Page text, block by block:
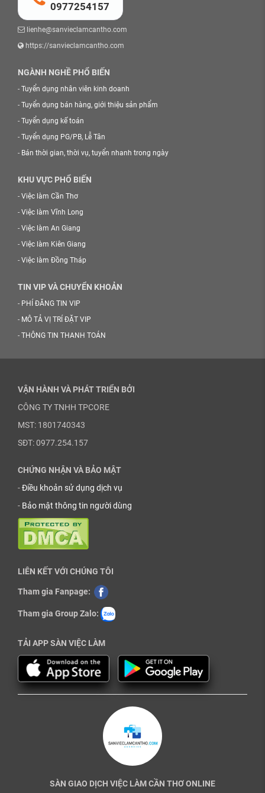
0977254157
lienhe@sanvieclamcantho.com
https://sanvieclamcantho.com
NGÀNH NGHỀ PHỔ BIẾN
- Tuyển dụng nhân viên kinh doanh
- Tuyển dụng bán hàng, giới thiệu sản phẩm
- Tuyển dụng kế toán
- Tuyển dụng PG/PB, Lễ Tân
- Bán thời gian, thời vụ, tuyển nhanh trong ngày
KHU VỰC PHỔ BIẾN
- Việc làm Cần Thơ
- Việc làm Vĩnh Long
- Việc làm An Giang
- Việc làm Kiên Giang
- Việc làm Đồng Tháp
TIN VIP VÀ CHUYỂN KHOẢN
- PHÍ ĐĂNG TIN VIP
- MÔ TẢ VỊ TRÍ ĐẶT VIP
- THÔNG TIN THANH TOÁN
VẬN HÀNH VÀ PHÁT TRIỂN BỞI
CÔNG TY TNHH TPCORE
MST: 1801740343
SĐT: 0977.254.157
CHỨNG NHẬN VÀ BẢO MẬT
-Điều khoản sử dụng dịch vụ
- Bảo mật thông tin người dùng
LIÊN KẾT VỚI CHÚNG TÔI
Tham gia Fanpage:
Tham gia Group Zalo:
TẢI APP SÀN VIỆC LÀM
SÀN GIAO DỊCH VIỆC LÀM CẦN THƠ ONLINE